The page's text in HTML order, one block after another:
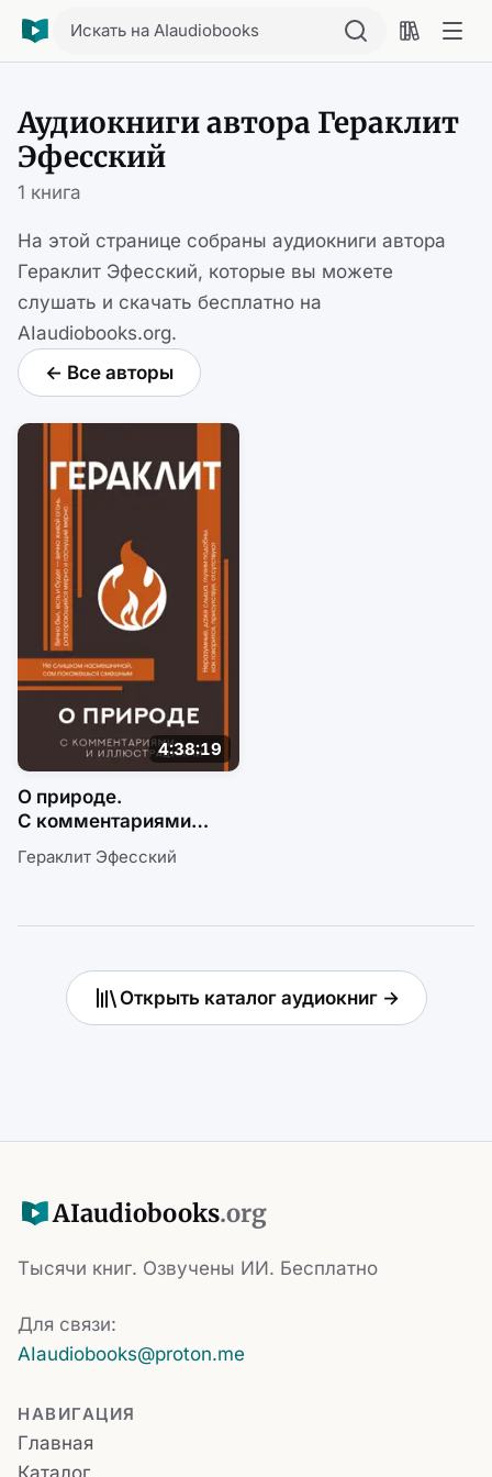
Искать на AIaudiobooks
Аудиокниги автора Гераклит
Эфесский
1 книга
На этой странице собраны аудиокниги автора
Гераклит Эфесский, которые вы можете
слушать и скачать бесплатно на
AIaudiobooks.org.
← Все авторы
4:38:19
О природе.
С комментариями
и иллюстрациями
Гераклит Эфесский
Открыть каталог аудиокниг →
AIaudiobooks.org
Тысячи книг. Озвучены ИИ. Бесплатно
Для связи:
AIaudiobooks@proton.me
НАВИГАЦИЯ
Главная
Каталог